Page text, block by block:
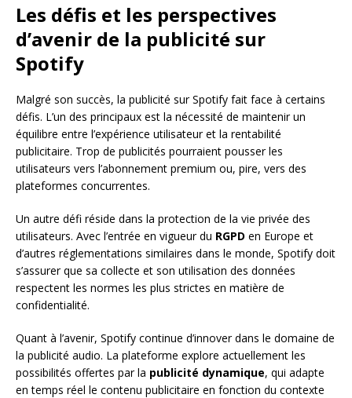
Les défis et les perspectives
d’avenir de la publicité sur
Spotify
Malgré son succès, la publicité sur Spotify fait face à certains
défis. L’un des principaux est la nécessité de maintenir un
équilibre entre l’expérience utilisateur et la rentabilité
publicitaire. Trop de publicités pourraient pousser les
utilisateurs vers l’abonnement premium ou, pire, vers des
plateformes concurrentes.
Un autre défi réside dans la protection de la vie privée des
utilisateurs. Avec l’entrée en vigueur du RGPD en Europe et
d’autres réglementations similaires dans le monde, Spotify doit
s’assurer que sa collecte et son utilisation des données
respectent les normes les plus strictes en matière de
confidentialité.
Quant à l’avenir, Spotify continue d’innover dans le domaine de
la publicité audio. La plateforme explore actuellement les
possibilités offertes par la publicité dynamique, qui adapte
en temps réel le contenu publicitaire en fonction du contexte